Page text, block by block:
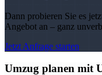
Dann probieren Sie es
Angebot an – ganz
Jetzt Anfrage starten
Umzug planen mit